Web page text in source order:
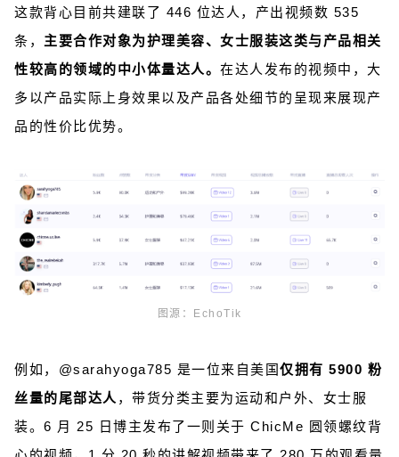
这款背心目前共建联了 446 位达人，产出视频数 535
条， 主要合作对象为护理美容、女士服装这类与产品相关
性较高的领域的中小体量达人。 在达人发布的视频中，大
多以产品实际上身效果以及产品各处细节的呈现来展现产
品的性价比优势。
图源：EchoTik
例如，@sarahyoga785 是一位来自美国仅拥有 5900 粉
丝量的尾部达人 ，带货分类主要为运动和户外、女士服
装。6 月 25 日博主发布了一则关于 ChicMe 圆领螺纹背